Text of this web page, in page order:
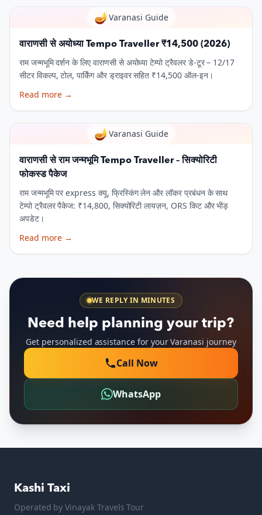
🪔Varanasi Guide
वाराणसी से अयोध्या Tempo Traveller ₹14,500 (2026)
राम जन्मभूमि दर्शन के लिए वाराणसी से अयोध्या टेम्पो ट्रैवलर डे-टूर – 12/17
सीटर विकल्प, टोल, पार्किंग और ड्राइवर सहित ₹14,500 ऑल-इन।
Read more →
🪔Varanasi Guide
वाराणसी से राम जन्मभूमि Tempo Traveller – सिक्योरिटी
फोकस्ड पैकेज
राम जन्मभूमि पर express क्यू, फ्रिस्किंग लेन और लॉकर प्रबंधन के साथ
टेम्पो ट्रैवलर पैकेज: ₹14,800, सिक्योरिटी लायज़न, ORS किट और भीड़
अपडेट।
Read more →
WE REPLY IN MINUTES
Need help planning your trip?
Get personalized assistance for your Varanasi journey
Call Now
WhatsApp
Kashi Taxi
Operated byVinayak Travels Tour